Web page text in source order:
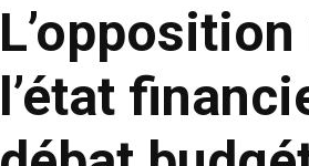
l’état